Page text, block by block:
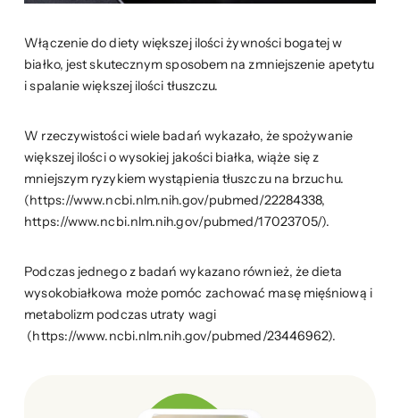
Włączenie do diety większej ilości żywności bogatej w
białko, jest skutecznym sposobem na zmniejszenie apetytu
i spalanie większej ilości tłuszczu.
W rzeczywistości wiele badań wykazało, że spożywanie
większej ilości o wysokiej jakości białka, wiąże się z
mniejszym ryzykiem wystąpienia tłuszczu na brzuchu.
(https://www.ncbi.nlm.nih.gov/pubmed/22284338,
https://www.ncbi.nlm.nih.gov/pubmed/17023705/).
Podczas jednego z badań wykazano również, że dieta
wysokobiałkowa może pomóc zachować masę mięśniową i
metabolizm podczas utraty wagi
(https://www.ncbi.nlm.nih.gov/pubmed/23446962).